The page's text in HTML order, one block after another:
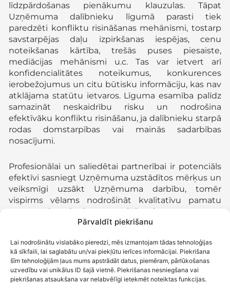
Pārvaldīt piekrišanu
Lai nodrošinātu vislabāko pieredzi, mēs izmantojam tādas tehnoloģijas
kā sīkfaili, lai saglabātu un/vai piekļūtu ierīces informācijai. Piekrišana
šīm tehnoloģijām ļaus mums apstrādāt datus, piemēram, pārlūkošanas
uzvedību vai unikālus ID šajā vietnē. Piekrišanas nesniegšana vai
piekrišanas atsaukšana var nelabvēlīgi ietekmēt noteiktas funkcijas.
līdzpārdošanas pienākumu klauzulas. Tāpat
Uzņēmuma dalībnieku līgumā parasti tiek
paredzēti konfliktu risināšanas mehānismi, tostarp
savstarpējas daļu izpirkšanas iespējas, cenu
noteikšanas kārtība, trešās puses piesaiste,
mediācijas mehānismi u.c. Tas var ietvert arī
konfidencialitātes noteikumus, konkurences
ierobežojumus un citu būtisku informāciju, kas nav
atklājama statūtu ietvaros. Līguma esamība palīdz
samazināt neskaidrību risku un nodrošina
efektīvāku konfliktu risināšanu, ja dalībnieku starpā
rodas domstarpības vai mainās sadarbības
nosacījumi.
Profesionālai un saliedētai partnerībai ir potenciāls
efektīvi sasniegt Uzņēmuma uzstādītos mērķus un
veiksmīgi uzsākt Uzņēmuma darbību, tomēr
vispirms vēlams nodrošināt kvalitatīvu pamatu
savstarpējo attiecību noregulēšanai.
Ne katrs labs speciālists ir partneris
Izvēloties potenciālo sadarbības partneri, būtiska
uzmanība jāpievērš arī dalībnieku un valdes locekļu
funkciju nošķiršanai. Būtu jāizvērtē, vai potenciālais